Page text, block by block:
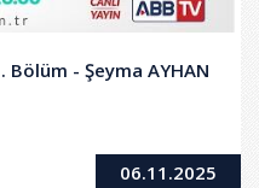
- Şeyma AYHAN
06.11.2025